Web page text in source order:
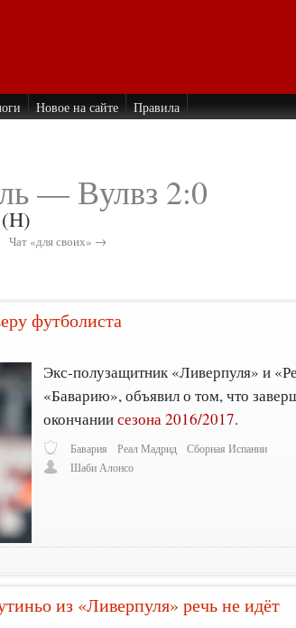
Новое на сайте Правила
— Вулвз 2:0
(H)
Чат «для своих» →
футболиста
Экс-полузащитник «Ливерпуля» и
«Баварию», объявил о том, что
окончаниисезона 2016/2017.
Бавария Реал Мадрид
Сборная Испании
Шаби Алонсо
из «Ливерпуля» речь не идёт